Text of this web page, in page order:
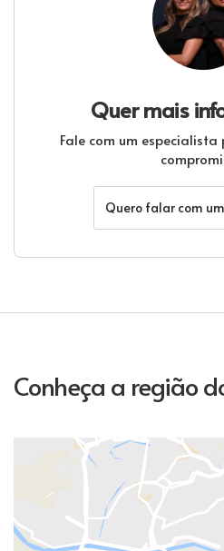
Quer mais
Fale com um
Quero falar com
Conheça a região